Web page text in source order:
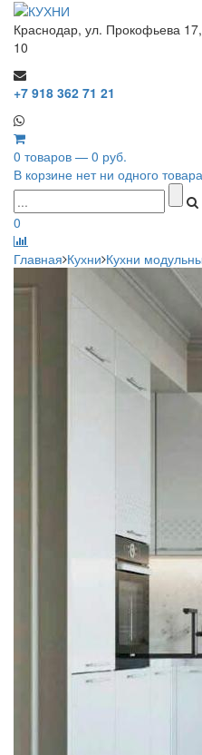
Краснодар, ул. Прокофьева
10
+7 918 362 71 21
0 товаров — 0 руб.
В корзине нет ни одного товара
0
Главная Кухни Кухни